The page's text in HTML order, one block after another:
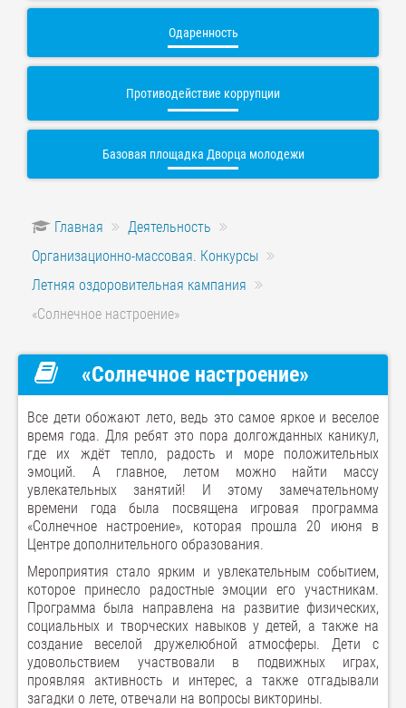
Одаренность
Противодействие коррупции
Базовая площадка Дворца молодежи
Главная
Деятельность
Организационно-массовая. Конкурсы
Летняя оздоровительная кампания
«Солнечное настроение»
«Солнечное настроение»
Все дети обожают лето, ведь это самое яркое и веселое
время года. Для ребят это пора долгожданных каникул,
где их ждёт тепло, радость и море положительных
эмоций. А главное, летом можно найти массу
увлекательных занятий! И этому замечательному
времени года была посвящена игровая программа
«Солнечное настроение», которая прошла 20 июня в
Центре дополнительного образования.
Мероприятия стало ярким и увлекательным событием,
которое принесло радостные эмоции его участникам.
Программа была направлена на развитие физических,
социальных и творческих навыков у детей, а также на
создание веселой дружелюбной атмосферы. Дети с
удовольствием участвовали в подвижных играх,
проявляя активность и интерес, а также отгадывали
загадки о лете, отвечали на вопросы викторины.